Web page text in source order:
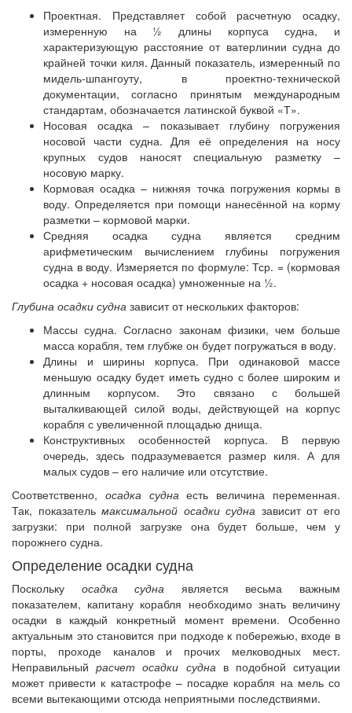
Проектная. Представляет собой расчетную осадку,
измеренную на ½ длины корпуса судна, и
характеризующую расстояние от ватерлинии судна до
крайней точки киля. Данный показатель, измеренный по
мидель-шпангоуту, в проектно-технической
документации, согласно принятым международным
стандартам, обозначается латинской буквой «Т».
Носовая осадка – показывает глубину погружения
носовой части судна. Для её определения на носу
крупных судов наносят специальную разметку –
носовую марку.
Кормовая осадка – нижняя точка погружения кормы в
воду. Определяется при помощи нанесённой на корму
разметки – кормовой марки.
Средняя осадка судна является средним
арифметическим вычислением глубины погружения
судна в воду. Измеряется по формуле: Тср. = (кормовая
осадка + носовая осадка) умноженные на ½.
Глубина осадки судна зависит от нескольких факторов:
Массы судна. Согласно законам физики, чем больше
масса корабля, тем глубже он будет погружаться в воду.
Длины и ширины корпуса. При одинаковой массе
меньшую осадку будет иметь судно с более широким и
длинным корпусом. Это связано с большей
выталкивающей силой воды, действующей на корпус
корабля с увеличенной площадью днища.
Конструктивных особенностей корпуса. В первую
очередь, здесь подразумевается размер киля. А для
малых судов – его наличие или отсутствие.
Соответственно, осадка суднаесть величина переменная.
Так, показательмаксимальной осадки судна зависит от его
загрузки: при полной загрузке она будет больше, чем у
порожнего судна.
Определение осадки судна
Поскольку осадка судна является весьма важным
показателем, капитану корабля необходимо знать величину
осадки в каждый конкретный момент времени. Особенно
актуальным это становится при подходе к побережью, входе в
порты, проходе каналов и прочих мелководных мест.
Неправильныйрасчет осадки судна в подобной ситуации
может привести к катастрофе – посадке корабля на мель со
всеми вытекающими отсюда неприятными последствиями.